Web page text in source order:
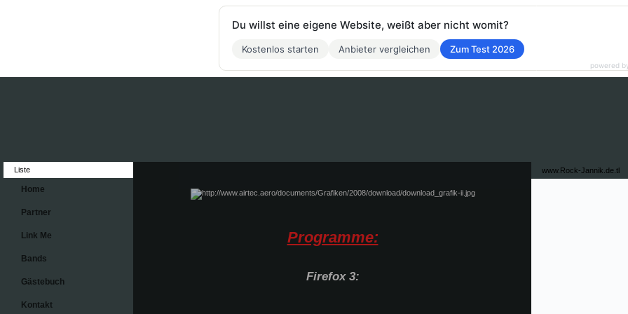
Liste
Home
Partner
Link Me
Bands
Gästebuch
Kontakt
Programme:
Firefox 3:
www.Rock-Jannik.de.tl
Du willst eine eigene Website, weißt aber nicht womit?
Kostenlos starten Anbieter vergleichen Zum Test 2026
powered